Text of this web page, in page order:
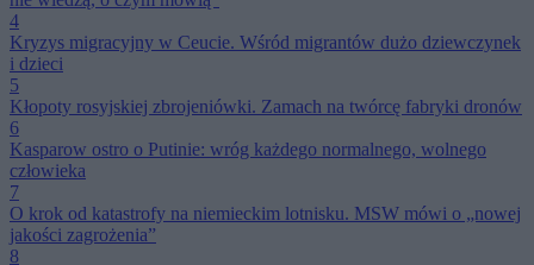
4
Kryzys migracyjny w Ceucie. Wśród migrantów dużo dziewczynek
i dzieci
5
Kłopoty rosyjskiej zbrojeniówki. Zamach na twórcę fabryki dronów
6
Kasparow ostro o Putinie: wróg każdego normalnego, wolnego
człowieka
7
O krok od katastrofy na niemieckim lotnisku. MSW mówi o „nowej
jakości zagrożenia”
8